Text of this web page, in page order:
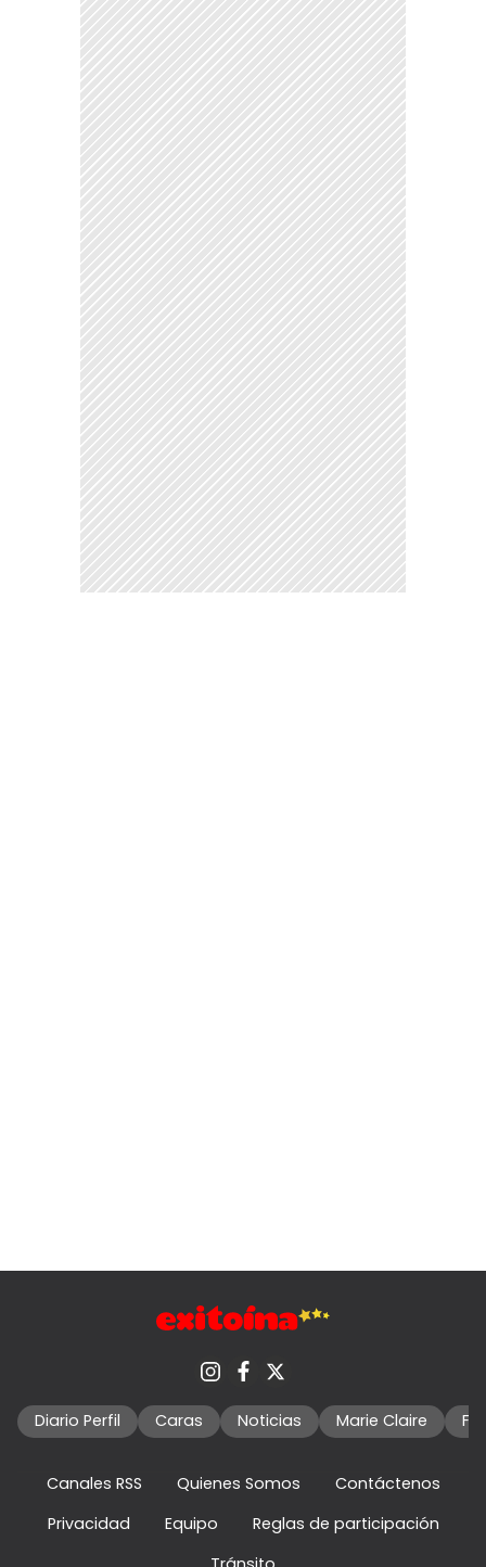
Diario Perfil Caras Noticias Marie Claire
Canales RSS Quienes Somos
Contáctenos
Privacidad
Equipo
Reglas de participación